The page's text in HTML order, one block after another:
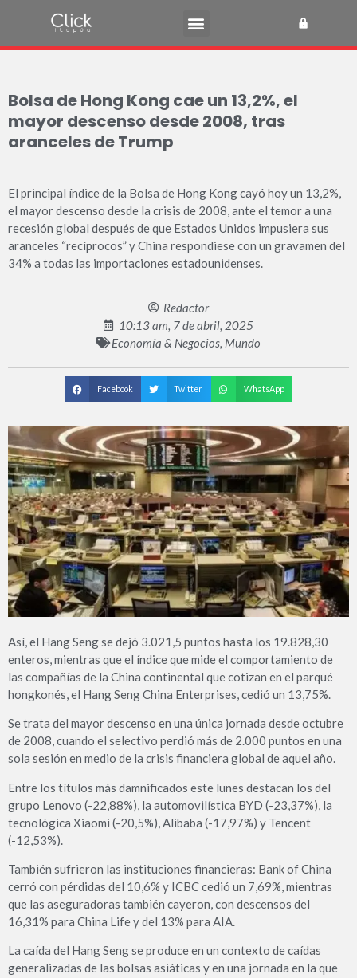
Bolsa de Hong Kong cae un 13,2%, el
mayor descenso desde 2008, tras
aranceles de Trump
El principal índice de la Bolsa de Hong Kong cayó hoy un 13,2%,
el mayor descenso desde la crisis de 2008, ante el temor a una
recesión global después de que Estados Unidos impusiera sus
aranceles “recíprocos” y China respondiese con un gravamen del
34% a todas las importaciones estadounidenses.
Redactor
10:13 am, 7 de abril, 2025
Economía & Negocios, Mundo
Facebook Twitter WhatsApp
Así, el Hang Seng se dejó 3.021,5 puntos hasta los 19.828,30
enteros, mientras que el índice que mide el comportamiento de
las compañías de la China continental que cotizan en el parqué
hongkonés, el Hang Seng China Enterprises, cedió un 13,75%.
Se trata del mayor descenso en una única jornada desde octubre
de 2008, cuando el selectivo perdió más de 2.000 puntos en una
sola sesión en medio de la crisis financiera global de aquel año.
Entre los títulos más damnificados este lunes destacan los del
grupo Lenovo (-22,88%), la automovilística BYD (-23,37%), la
tecnológica Xiaomi (-20,5%), Alibaba (-17,97%) y Tencent
(-12,53%).
También sufrieron las instituciones financieras: Bank of China
cerró con pérdidas del 10,6% y ICBC cedió un 7,69%, mientras
que las aseguradoras también cayeron, con descensos del
16,31% para China Life y del 13% para AIA.
La caída del Hang Seng se produce en un contexto de caídas
generalizadas de las bolsas asiáticas y en una jornada en la que